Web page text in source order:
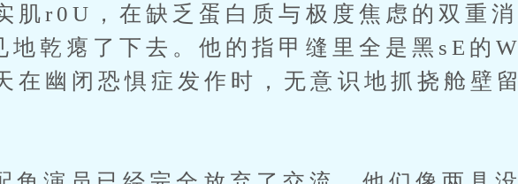
肌r0U，在缺乏蛋白质与极度焦虑的双重消
乾瘪了下去。他的指甲缝里全是黑sE的W
在幽闭恐惧症发作时，无意识地抓挠舱壁留